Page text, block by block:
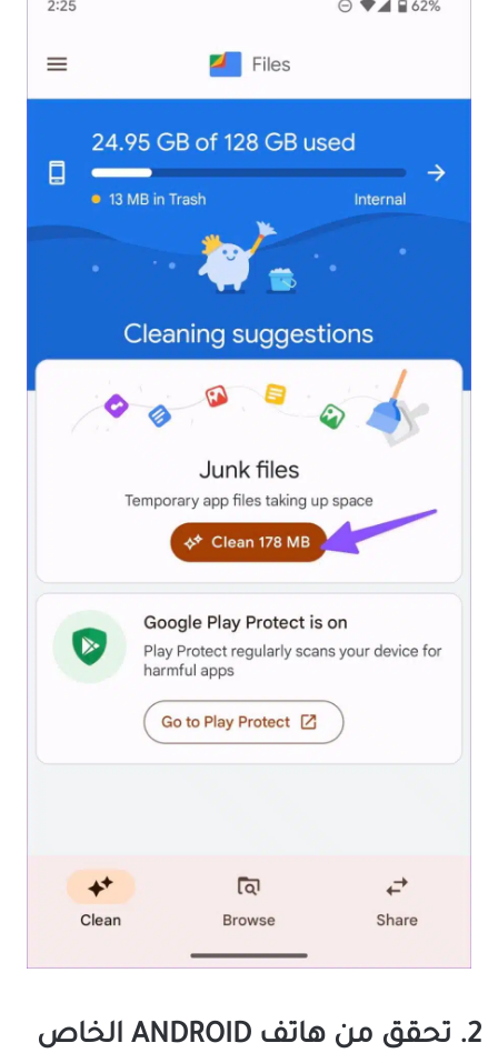
2. تحقق من هاتف ANDROID الخاص